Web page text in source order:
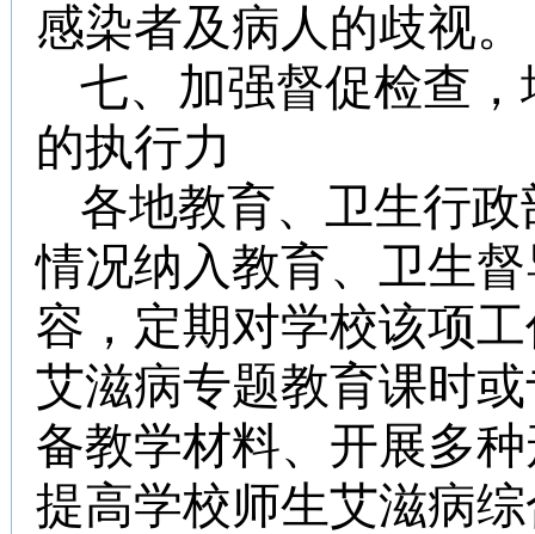
感染者及病人的歧视。
七、加强督促检查
的执行力
各地教育、卫生行
情况纳入教育、卫生
容，定期对学校该项
艾滋病专题教育课时
备教学材料、开展多
提高学校师生艾滋病